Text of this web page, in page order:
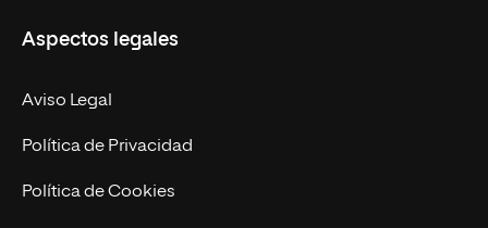
Doctorados
Experto Universitario
Postgrados
Cursos Universitarios
Facultades
Nuestro Equipo
Trabaja en UNIR
Actualidad
Aspectos legales
Aviso Legal
Política de Privacidad
Política de Cookies